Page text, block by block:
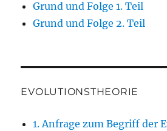
Grund und Folge 1. Teil
Grund und Folge 2. Teil
EVOLUTIONSTHEORIE
1. Anfrage zum Begriff der